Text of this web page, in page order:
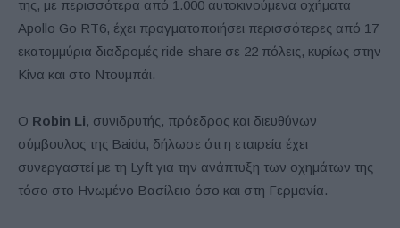
της, με περισσότερα από 1.000 αυτοκινούμενα οχήματα
Apollo Go RT6, έχει πραγματοποιήσει περισσότερες από 17
εκατομμύρια διαδρομές ride-share σε 22 πόλεις, κυρίως στην
Κίνα και στο Ντουμπάι.
Ο Robin Li, συνιδρυτής, πρόεδρος και διευθύνων
σύμβουλος της Baidu, δήλωσε ότι η εταιρεία έχει
συνεργαστεί με τη Lyft για την ανάπτυξη των οχημάτων της
τόσο στο Ηνωμένο Βασίλειο όσο και στη Γερμανία.